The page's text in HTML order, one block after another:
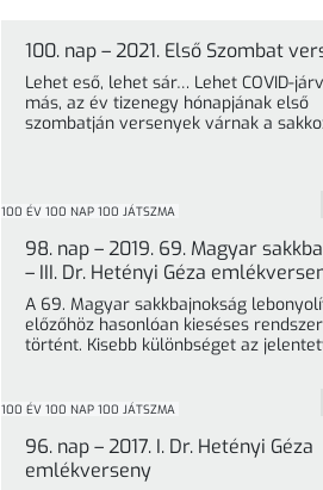
100. nap – 2021. Első Szombat
Lehet eső, lehet sár… Lehet COVID-
más, az év tizenegy hónapjának első
szombatján versenyek várnak a
100 ÉV 100 NAP 100 JÁTSZMA
98. nap – 2019. 69. Magyar
– III. Dr. Hetényi Géza
A 69. Magyar sakkbajnokság
előzőhöz hasonlóan kieséses
történt. Kisebb különbséget az
100 ÉV 100 NAP 100 JÁTSZMA
96. nap – 2017. I. Dr. Hetényi Géza
emlékverseny